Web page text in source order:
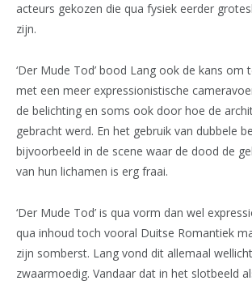
acteurs gekozen die qua fysiek eerder
zijn.
‘Der Mude Tod’ bood Lang ook de kans om
met een meer expressionistische
de belichting en soms ook door hoe de
gebracht werd. En het gebruik van dubbele
bijvoorbeeld in de scene waar de dood de
van hun lichamen is erg fraai.
‘Der Mude Tod’ is qua vorm dan wel
qua inhoud toch vooral Duitse Romantiek
zijn somberst. Lang vond dit allemaal
zwaarmoedig. Vandaar dat in het slotbeeld